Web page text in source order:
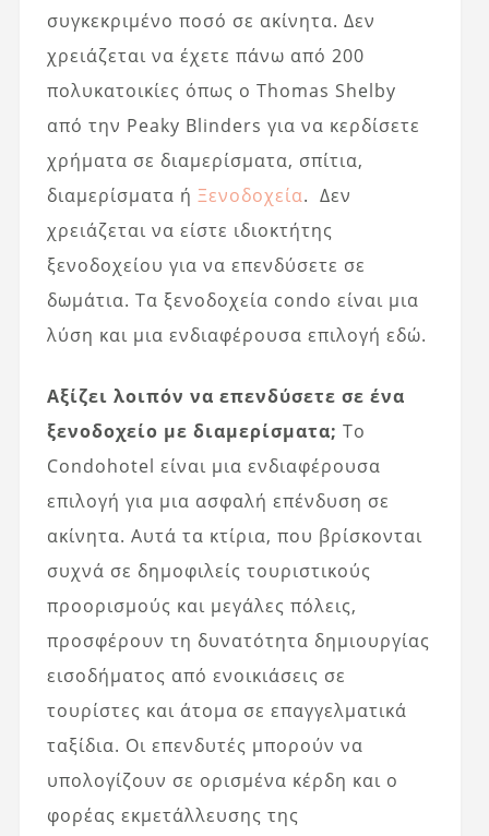
συγκεκριμένο ποσό σε ακίνητα. Δεν
χρειάζεται να έχετε πάνω από 200
πολυκατοικίες όπως ο Thomas Shelby
από την Peaky Blinders για να κερδίσετε
χρήματα σε διαμερίσματα, σπίτια,
διαμερίσματα ή Ξενοδοχεία. Δεν
χρειάζεται να είστε ιδιοκτήτης
ξενοδοχείου για να επενδύσετε σε
δωμάτια. Τα ξενοδοχεία condo είναι μια
λύση και μια ενδιαφέρουσα επιλογή εδώ.
Αξίζει λοιπόν να επενδύσετε σε ένα
ξενοδοχείο με διαμερίσματα; Το
Condohotel είναι μια ενδιαφέρουσα
επιλογή για μια ασφαλή επένδυση σε
ακίνητα. Αυτά τα κτίρια, που βρίσκονται
συχνά σε δημοφιλείς τουριστικούς
προορισμούς και μεγάλες πόλεις,
προσφέρουν τη δυνατότητα δημιουργίας
εισοδήματος από ενοικιάσεις σε
τουρίστες και άτομα σε επαγγελματικά
ταξίδια. Οι επενδυτές μπορούν να
υπολογίζουν σε ορισμένα κέρδη και ο
φορέας εκμετάλλευσης της